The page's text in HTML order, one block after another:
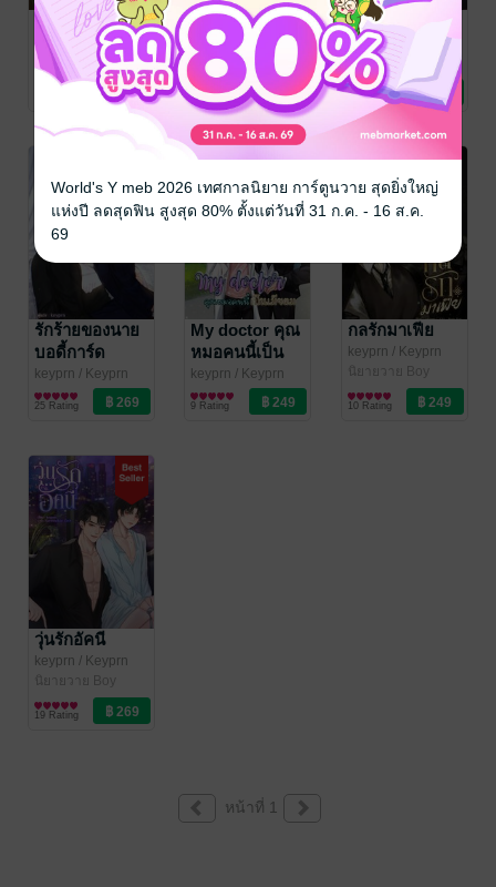
ศิลาธาร
(Drama)
keyprn/ Keyprn
novel
นิยายวาย Boy
โรมรันต์
[Drama :
Mpreg]
keyprn
/ Keyprn
novel
นิยายวาย Boy
Love / Yaoi
41 Rating
Blood Love
แวมไพร์คลั่ง
[Omegaverse]
keyprn/ Keyprn
novel
นิยายวาย Boy
Love / Yaoi
28 Rating
รักร้ายของนาย
บอดี้การ์ด
keyprn / Keyprn
novel
นิยายวาย Boy
Love / Yaoi
25 Rating
My doctor คุณ
หมอคนนี้เป็น
เมียผม
keyprn / Keyprn
novel
นิยายวาย Boy
Love / Yaoi
9 Rating
กลรักมาเฟีย
keyprn / Keyprn
novel
นิยายวาย Boy
Love / Yaoi
10 Rating
วุ่นรักอัคนี
keyprn / Keyprn
novel
นิยายวาย Boy
Love / Yaoi
19 Rating
หน้าที่ 1
World's Y meb 2026 เทศกาลนิยาย การ์ตูนวาย สุดยิ่งใหญ่
แห่งปี ลดสุดฟิน สูงสุด 80% ตั้งแต่วันที่ 31 ก.ค. - 16 ส.ค.
69